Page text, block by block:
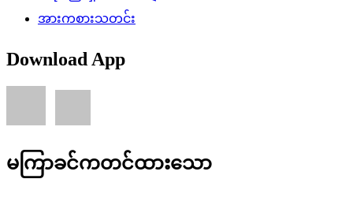
အားကစားသတင်း
Download App
မကြာခင်ကတင်ထားသော